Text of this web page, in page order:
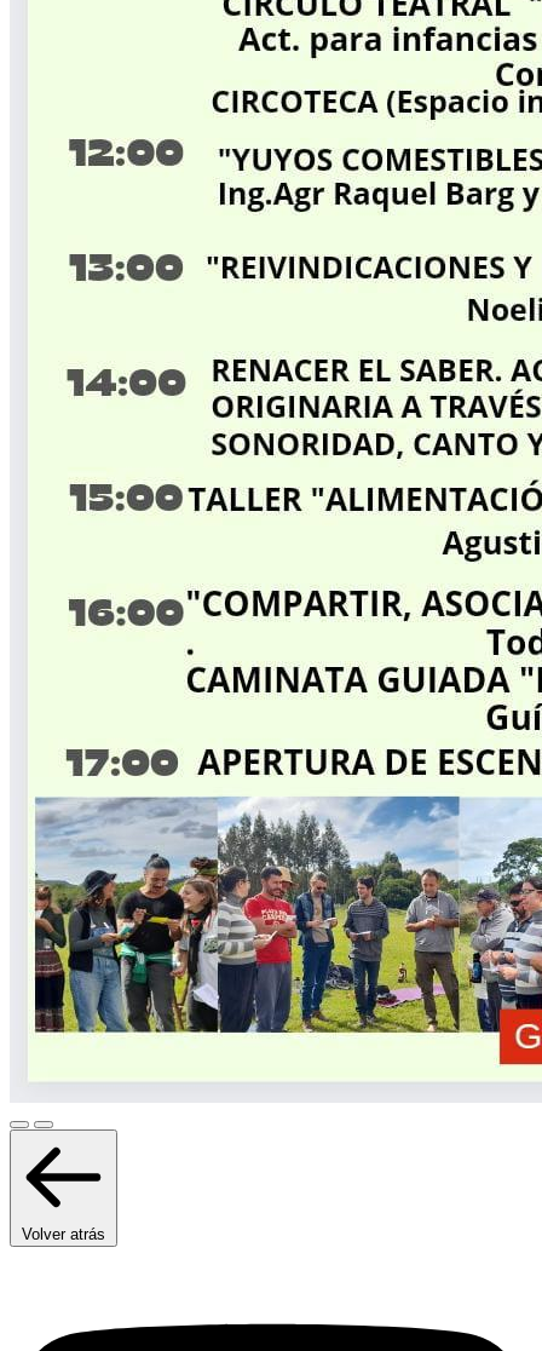
Volver atrás